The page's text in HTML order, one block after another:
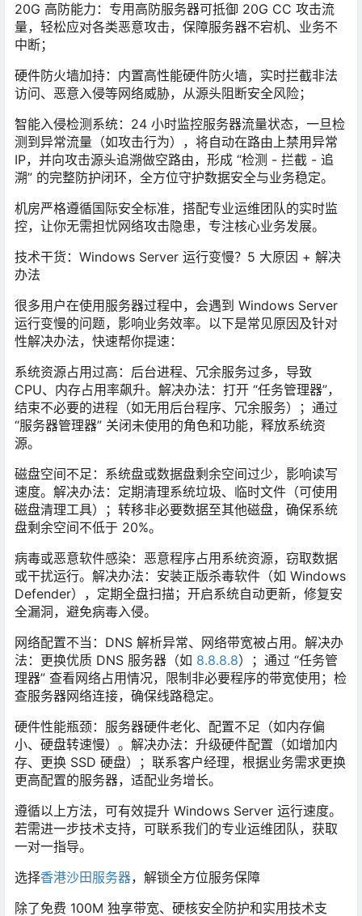
20G 高防能力 ：专用高防服务器可抵御 20G CC 攻击流
量，轻松应对各类恶意攻击，保障服务器不宕机、业务不
中断；
硬件防火墙加持：内置高性能硬件防火墙，实时拦截非法
访问、恶意入侵等网络威胁，从源头阻断安全风险；
智能入侵检测系统：24 小时监控服务器流量状态，一旦检
测到异常流量（如攻击行为），将自动在路由上禁用异常
IP，并向攻击源头追溯做空路由，形成 “检测 - 拦截 - 追
溯” 的完整防护闭环，全方位守护数据安全与业务稳定。
机房严格遵循国际安全标准，搭配专业运维团队的实时监
控，让你无需担忧网络攻击隐患，专注核心业务发展。
技术干货：Windows Server 运行变慢？5 大原因 + 解决
办法
很多用户在使用服务器过程中，会遇到 Windows Server
运行变慢的问题，影响业务效率。以下是常见原因及针对
性解决办法，快速帮你提速：
系统资源占用过高 ：后台进程、冗余服务过多，导致
CPU、内存占用率飙升。解决办法：打开 “任务管理器”，
结束不必要的进程（如无用后台程序、冗余服务）；通过
“服务器管理器” 关闭未使用的角色和功能，释放系统资
源。
磁盘空间不足 ：系统盘或数据盘剩余空间过少，影响读写
速度。解决办法：定期清理系统垃圾、临时文件（可使用
磁盘清理工具）；转移非必要数据至其他磁盘，确保系统
盘剩余空间不低于 20%。
病毒或恶意软件感染：恶意程序占用系统资源，窃取数据
或干扰运行。解决办法：安装正版杀毒软件（如 Windows
Defender），定期全盘扫描；开启系统自动更新，修复安
全漏洞，避免病毒入侵。
网络配置不当 ：DNS 解析异常、网络带宽被占用。解决办
法：更换优质 DNS 服务器（如 8.8.8.8）；通过 “任务管
理器” 查看网络占用情况，限制非必要程序的带宽使用；检
查服务器网络连接，确保线路稳定。
硬件性能瓶颈：服务器硬件老化、配置不足（如内存偏
小、硬盘转速慢）。解决办法：升级硬件配置（如增加内
存、更换 SSD 硬盘）；联系客户经理，根据业务需求更换
更高配置的服务器，适配业务增长。
遵循以上方法，可有效提升 Windows Server 运行速度。
若需进一步技术支持，可联系我们的专业运维团队，获取
一对一指导。
选择香港沙田服务器，解锁全方位服务保障
除了免费 100M 独享带宽、硬核安全防护和实用技术支